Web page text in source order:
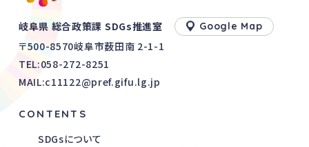
岐阜県 総合政策課 SDGs推進室 Google Map
〒500-8570岐阜市薮田南 2-1-1
TEL:058-272-8251
MAIL:c11122@pref.gifu.lg.jp
CONTENTS
SDGsについて